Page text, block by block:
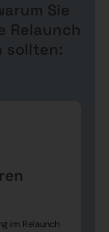
Sie
Relaunch
sollten:
im Relaunch